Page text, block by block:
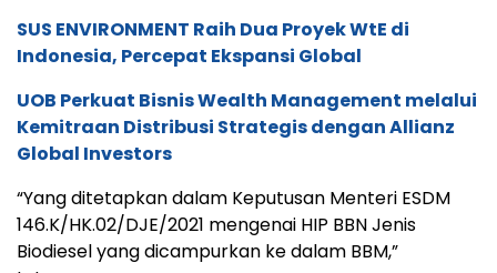
SUS ENVIRONMENT Raih Dua Proyek WtE di
Indonesia, Percepat Ekspansi Global
UOB Perkuat Bisnis Wealth Management melalui
Kemitraan Distribusi Strategis dengan Allianz
Global Investors
“Yang ditetapkan dalam Keputusan Menteri ESDM
146.K/HK.02/DJE/2021 mengenai HIP BBN Jenis
Biodiesel yang dicampurkan ke dalam BBM,”